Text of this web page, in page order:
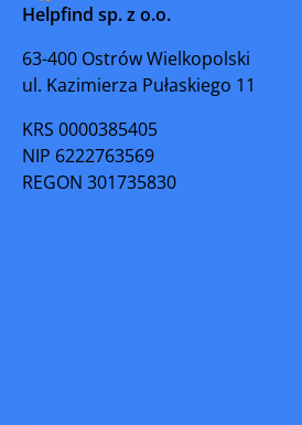
Ogrodzieniec
Pilica
Helpfind sp. z o.o.
63-400 Ostrów Wielkopolski
ul. Kazimierza Pułaskiego 11
KRS 0000385405
NIP 6222763569
REGON 301735830